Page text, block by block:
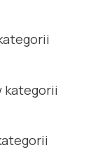
kategorii